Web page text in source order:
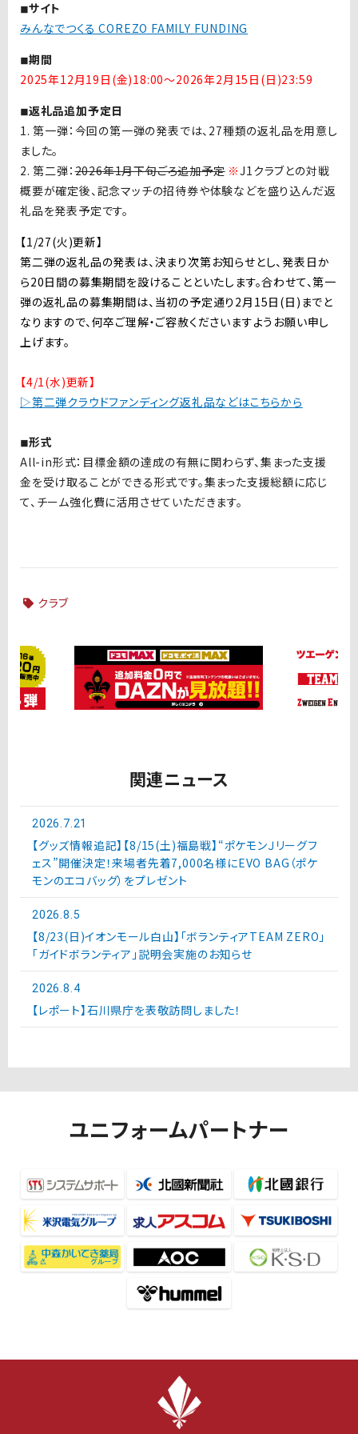
◾︎サイト
みんなでつくる COREZO FAMILY FUNDING
◾︎期間
2025年12月19日(金)18:00〜2026年2月15日(日)23:59
◾︎返礼品追加予定日
1. 第一弾：今回の第一弾の発表では、27種類の返礼品を用意し
ました。
2. 第二弾：2026年1月下旬ごろ追加予定 ※J1クラブとの対戦
概要が確定後、記念マッチの招待券や体験などを盛り込んだ返
礼品を発表予定です。
【1/27(火)更新】
第二弾の返礼品の発表は、決まり次第お知らせとし、発表日か
ら20日間の募集期間を設けることといたします。合わせて、第一
弾の返礼品の募集期間は、当初の予定通り2月15日(日)までと
なりますので、何卒ご理解・ご容赦くださいますようお願い申し
上げます。
【4/1(水)更新】
▷第二弾クラウドファンディング返礼品などはこちらから
◾︎形式
All-in形式：目標金額の達成の有無に関わらず、集まった支援
金を受け取ることができる形式​​​​​です。集まった支援総額に応じ
て、チーム強化費に活用させていただきます。
クラブ
関連ニュース
2026.7.21
【グッズ情報追記】【8/15(土)福島戦】“ポケモンＪリーグフ
ェス”開催決定！来場者先着7,000名様にEVO BAG（ポケ
モンのエコバッグ）をプレゼント
2026.8.5
【8/23(日)イオンモール白山】「ボランティアTEAM ZERO」
「ガイドボランティア」説明会実施のお知らせ
2026.8.4
【レポート】石川県庁を表敬訪問しました！
ユニフォームパートナー